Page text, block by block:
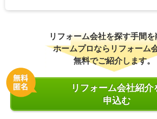
リフォーム会社を探す手間を
ホームプロならリフォーム
無料でご紹介します。
リフォーム会社紹介
申込む